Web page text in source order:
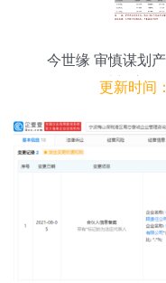
今世缘 审慎谋划
预计额度聚
更新时间